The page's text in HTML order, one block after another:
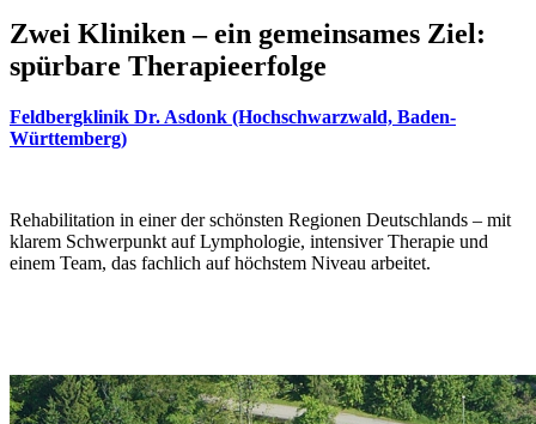
Zwei Kliniken – ein gemeinsames Ziel:
spürbare Therapieerfolge
Feldbergklinik Dr. Asdonk (Hochschwarzwald, Baden-
Württemberg)
Rehabilitation in einer der schönsten Regionen Deutschlands – mit
klarem Schwerpunkt auf Lymphologie, intensiver Therapie und
einem Team, das fachlich auf höchstem Niveau arbeitet.